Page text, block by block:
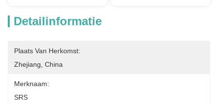
Detailinformatie
Plaats Van Herkomst:
Zhejiang, China
Merknaam:
SRS